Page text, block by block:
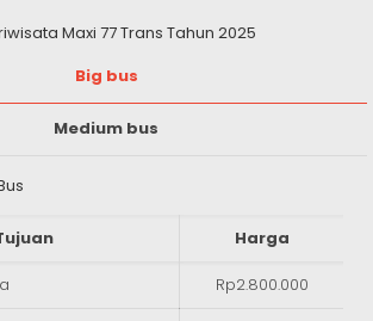
Maxi 77 Trans Tahun 2025
Big bus
Medium bus
Harga
Rp2.800.000